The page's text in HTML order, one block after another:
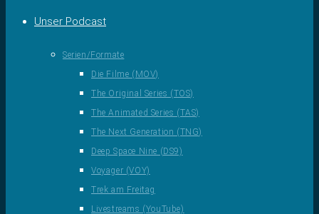
Unser Podcast
Serien/Formate
Die Filme (MOV)
The Original Series (TOS)
The Animated Series (TAS)
The Next Generation (TNG)
Deep Space Nine (DS9)
Voyager (VOY)
Trek am Freitag
Livestreams (YouTube)